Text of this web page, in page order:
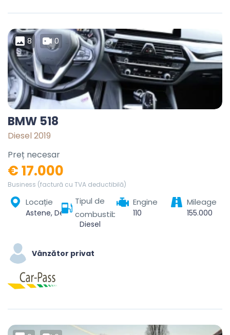
8 0
BMW 518
Diesel 2019
Preț necesar
€ 17.000
Business (factură cu TVA deductibilă)
Locație
Astene, Deinze, Gent, Oost-Vlaanderen, Vlaanderen, België
Tipul de
combustibil
Diesel
Engine
110
Mileage
155.000
Vânzător privat